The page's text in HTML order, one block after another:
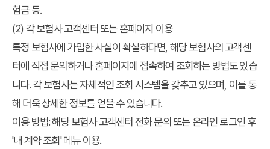
험금 등.
(2) 각 보험사 고객센터 또는 홈페이지 이용
특정 보험사에 가입한 사실이 확실하다면, 해당 보험사의 고객센
터에 직접 문의하거나 홈페이지에 접속하여 조회하는 방법도 있습
니다. 각 보험사는 자체적인 조회 시스템을 갖추고 있으며, 이를 통
해 더욱 상세한 정보를 얻을 수 있습니다.
이용 방법:해당 보험사 고객센터 전화 문의 또는 온라인 로그인 후
'내 계약 조회' 메뉴 이용.